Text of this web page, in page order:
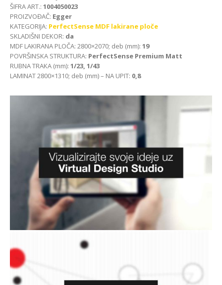
ŠIFRA ART.: 1004050023
PROIZVOĐAČ: Egger
KATEGORIJA: PerfectSense MDF lakirane ploče
SKLADIŠNI DEKOR: da
MDF LAKIRANA PLOČA: 2800×2070; deb (mm): 19
POVRŠINSKA STRUKTURA: PerfectSense Premium Matt
RUBNA TRAKA (mm): 1/23, 1/43
LAMINAT 2800×1310; deb (mm) – NA UPIT: 0,8